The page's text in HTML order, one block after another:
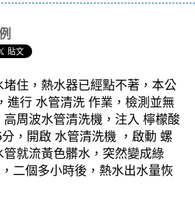
住，熱水器已經點不著，本公
進行 水管清洗 作業，檢測並無
周波水管清洗機，注入 檸檬酸
，開啟 水管清洗機 ，啟動 螺
就流黃色髒水，突然變成綠
二個多小時後，熱水出水量恢